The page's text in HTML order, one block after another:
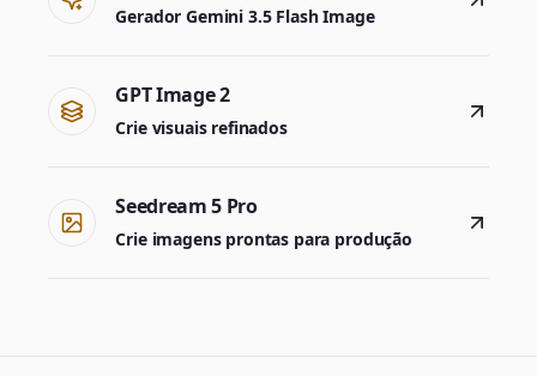
Gerador Gemini 3.5 Flash Image
GPT Image 2
Crie visuais refinados
Seedream 5 Pro
Crie imagens prontas para produção